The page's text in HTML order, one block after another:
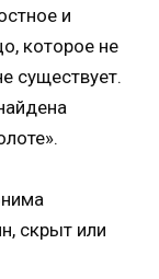
и
которое не
существует.
скрыт или